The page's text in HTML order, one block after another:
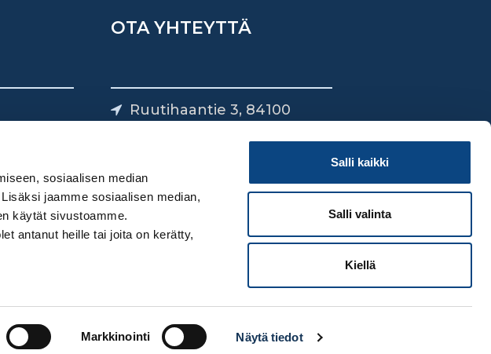
sosiaalisen median
jaamme sosiaalisen median,
käytät sivustoamme.
antanut heille tai joita on kerätty,
Markkinointi Näytä tiedot
Salli kaikki
Salli valinta
Kiellä
OTA YHTEYTTÄ
Ruutihaantie 3, 84100